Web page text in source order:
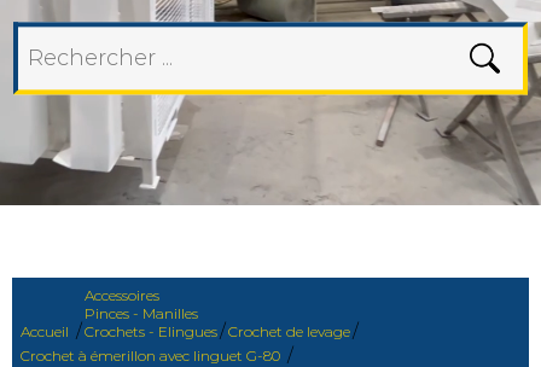
Accueil /
Accessoires
Pinces - Manilles
Crochets - Elingues/Crochet de levage/
Crochet à émerillon avec linguet G-80 /